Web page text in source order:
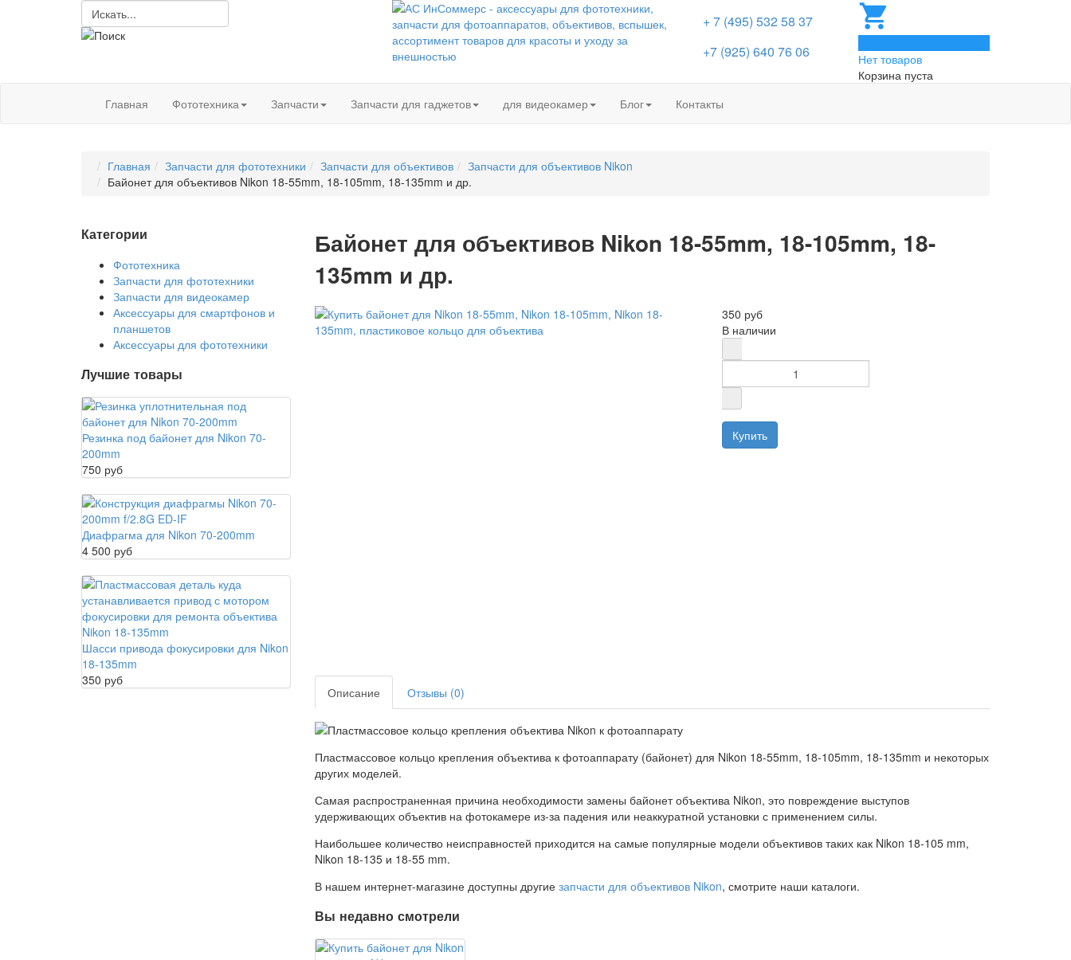
+ 7 (495) 532 58 37
+7 (925) 640 76 06
Нет товаров
Корзина пуста
Главная
Фототехника Запчасти Запчасти для гаджетов для видеокамер Блог Контакты
Главная Запчасти для фототехники Запчасти для объективов
Запчасти для объективов Nikon
Байонет для объективов Nikon 18-55mm, 18-105mm, 18-135mm и др.
Байонет для объективов Nikon 18-55mm, 18-105mm, 18-
135mm и др.
350 руб
В наличии
Описание Отзывы (0)
Пластмассовое кольцо крепления объектива к фотоаппарату (байонет) для Nikon 18-55mm, 18-105mm, 18-135mm и некоторых
других моделей.
Самая распространенная причина необходимости замены байонет объектива Nikon, это повреждение выступов
удерживающих объектив на фотокамере из-за падения или неаккуратной установки с применением силы.
Наибольшее количество неисправностей приходится на самые популярные модели объективов таких как Nikon 18-105 mm,
Nikon 18-135 и 18-55 mm.
В нашем интернет-магазине доступны другие запчасти для объективов Nikon, смотрите наши каталоги.
Вы недавно смотрели
Категории
Фототехника
Запчасти для фототехники
Запчасти для видеокамер
Аксессуары для смартфонов и
планшетов
Аксессуары для фототехники
Лучшие товары
Резинка под байонет для Nikon 70-
200mm
750 руб
Диафрагма для Nikon 70-200mm
4 500 руб
Шасси привода фокусировки для Nikon
18-135mm
350 руб